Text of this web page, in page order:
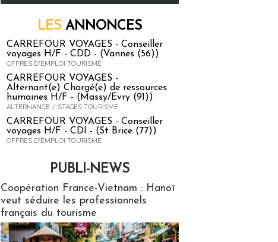
LES ANNONCES
CARREFOUR VOYAGES - Conseiller
voyages H/F - CDD - (Vannes (56))
OFFRES D'EMPLOI TOURISME
CARREFOUR VOYAGES -
Alternant(e) Chargé(e) de ressources
humaines H/F - (Massy/Evry (91))
ALTERNANCE / STAGES TOURISME
CARREFOUR VOYAGES - Conseiller
voyages H/F - CDI - (St Brice (77))
OFFRES D'EMPLOI TOURISME
PUBLI-NEWS
Coopération France-Vietnam : Hanoï
veut séduire les professionnels
français du tourisme